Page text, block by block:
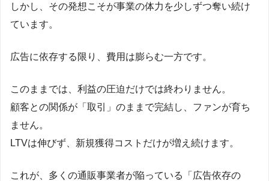
しかし、その発想こそが事業の体力を少しずつ奪い続け
ています。
広告に依存する限り、費用は膨らむ一方です。
このままでは、利益の圧迫だけでは終わりません。
顧客との関係が「取引」のままで完結し、ファンが育ち
ません。
LTVは伸びず、新規獲得コストだけが増え続けます。
これが、多くの通販事業者が陥っている「広告依存の